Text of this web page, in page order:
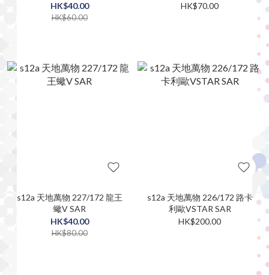
HK$40.00
HK$60.00
HK$70.00
s12a 天地萬物 227/172 龍王
蠍V SAR
HK$40.00
HK$80.00
s12a 天地萬物 226/172 路卡
利歐VSTAR SAR
HK$200.00